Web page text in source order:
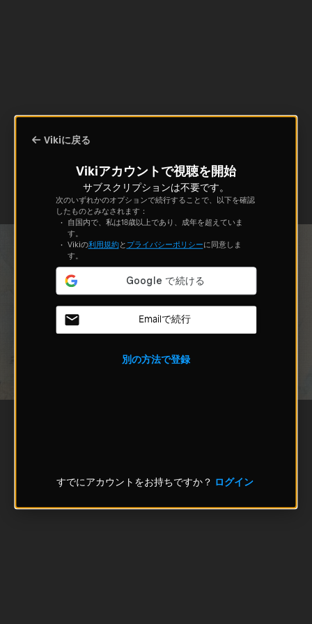
Vikiに戻る
Vikiアカウントで視聴を開始
サブスクリプションは不要です。
次のいずれかのオプションで続行することで、以下を確認
したものとみなされます：
自国内で、私は18歳以上であり、成年を超えていま
す。
Vikiの利用規約と プライバシーポリシーに同意しま
す。
Emailで続行
別の方法で登録
すでにアカウントをお持ちですか？ ログイン